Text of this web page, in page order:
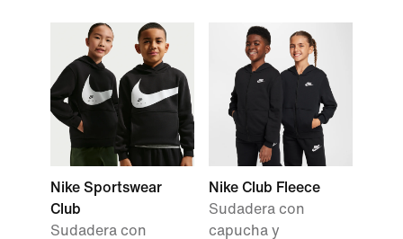
Nike Sportswear
Club
Sudadera con
Nike Club Fleece
Sudadera con
capucha y